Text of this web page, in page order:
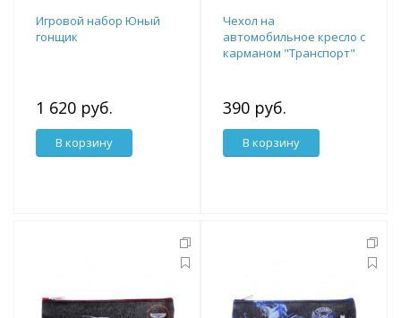
Игровой набор Юный
гонщик
1 620 руб.
В корзину
Чехол на
автомобильное кресло с
карманом "Транспорт"
390 руб.
В корзину